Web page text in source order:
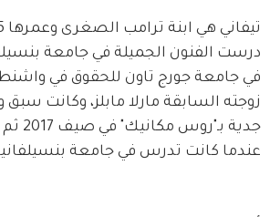
درست الفنون الجميلة في جامعة
في جامعة جورج تاون للحقوق في
زوجته السابقة مارلا مابلز، وكانت
جدية
عندما كانت تدرس في جامعة